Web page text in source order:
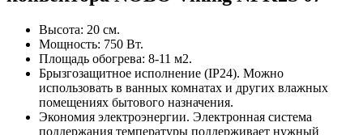
Высота: 20 см.
Мощность: 750 Вт.
Площадь обогрева: 8-11 м2.
Брызгозащитное исполнение (IP24). Можно
использовать в ванных комнатах и других влажных
помещениях бытового назначения.
Экономия электроэнергии. Электронная система
поддержания температуры поддерживает нужный